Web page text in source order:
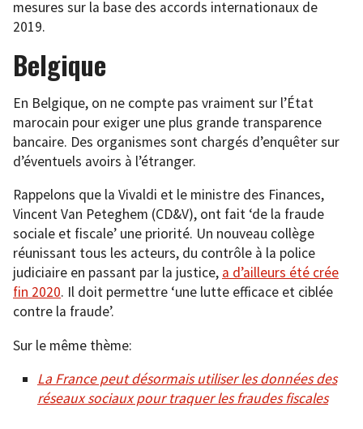
mesures sur la base des accords internationaux de
2019.
Belgique
En Belgique, on ne compte pas vraiment sur l’État
marocain pour exiger une plus grande transparence
bancaire. Des organismes sont chargés d’enquêter sur
d’éventuels avoirs à l’étranger.
Rappelons que la Vivaldi et le ministre des Finances,
Vincent Van Peteghem (CD&V), ont fait ‘de la fraude
sociale et fiscale’ une priorité. Un nouveau collège
réunissant tous les acteurs, du contrôle à la police
judiciaire en passant par la justice, a d’ailleurs été crée
fin 2020. Il doit permettre ‘une lutte efficace et ciblée
contre la fraude’.
Sur le même thème:
La France peut désormais utiliser les données des
réseaux sociaux pour traquer les fraudes fiscales